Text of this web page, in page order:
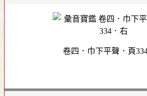
卷四．巾下平聲．頁